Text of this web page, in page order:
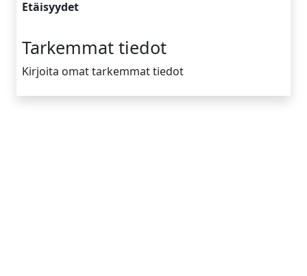
Etäisyydet
Tarkemmat tiedot
Kirjoita omat tarkemmat tiedot